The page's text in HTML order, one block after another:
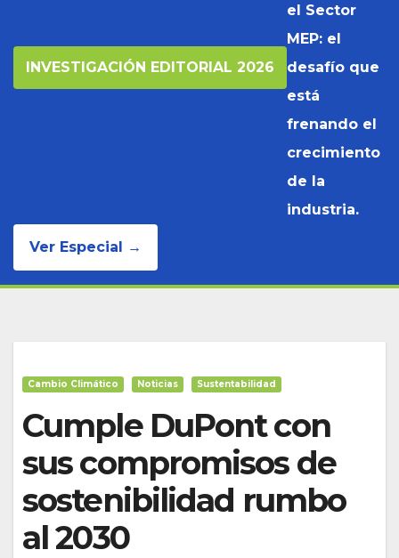
INVESTIGACIÓN EDITORIAL 2026
el Sector
MEP: el
desafío que
está
frenando el
crecimiento
de la
industria.
Ver Especial →
Cambio Climático Noticias Sustentabilidad
Cumple DuPont con
sus compromisos de
sostenibilidad rumbo
al 2030